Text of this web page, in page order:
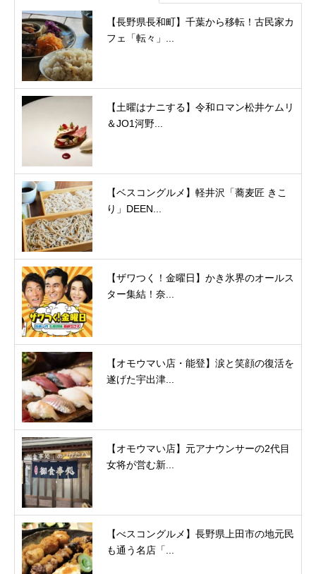
【長野県長和町】千葉から移転！古民家カ
フェ「転々」...
【土曜はナニする】令和ロマン松井ケムリ
＆JO1河野...
【ベスコングルメ】軽井沢「蕎麦匠 きこ
り」DEEN...
【ザワつく！金曜日】かき氷界のオールス
ター集結！奈...
【オモウマい店・能登】涙と笑顔の復活を
遂げた宇出津...
【オモウマい店】元アナウンサーの2代目
女将が営む新...
【べスコングルメ】長野県上田市の地元民
も通う名店「...